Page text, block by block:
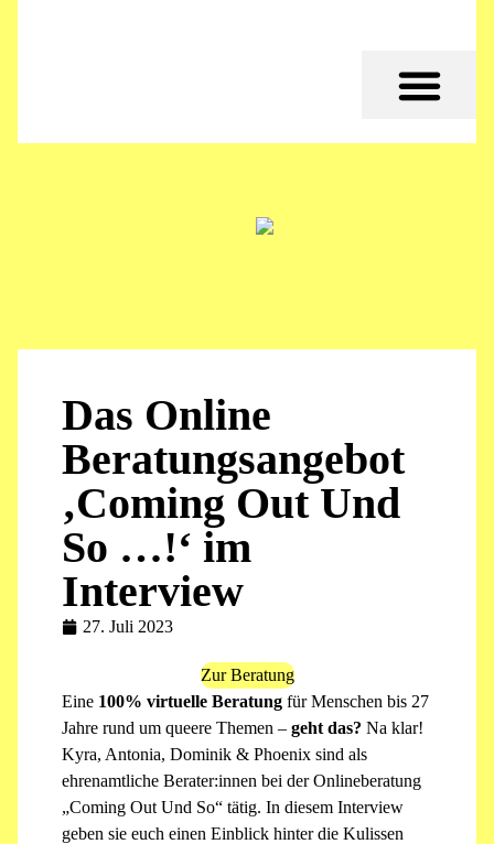
Das Online
Beratungsangebot
‚Coming Out Und
So …!‘ im
Interview
27. Juli 2023
Zur Beratung
Eine 100% virtuelle Beratung für Menschen bis 27
Jahre rund um queere Themen – geht das? Na klar!
Kyra, Antonia, Dominik & Phoenix sind als
ehrenamtliche Berater:innen bei der Onlineberatung
„Coming Out Und So“ tätig. In diesem Interview
geben sie euch einen Einblick hinter die Kulissen